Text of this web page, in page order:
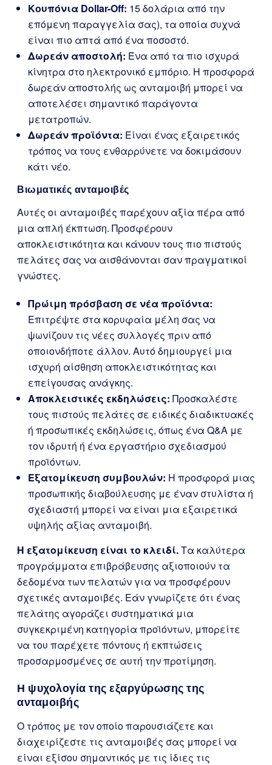
Κουπόνια Dollar-Off: 15 δολάρια από την
επόμενη παραγγελία σας), τα οποία συχνά
είναι πιο απτά από ένα ποσοστό.
Δωρεάν αποστολή: Ένα από τα πιο ισχυρά
κίνητρα στο ηλεκτρονικό εμπόριο. Η προσφορά
δωρεάν αποστολής ως ανταμοιβή μπορεί να
αποτελέσει σημαντικό παράγοντα
μετατροπών.
Δωρεάν προϊόντα: Είναι ένας εξαιρετικός
τρόπος να τους ενθαρρύνετε να δοκιμάσουν
κάτι νέο.
Βιωματικές ανταμοιβές
Αυτές οι ανταμοιβές παρέχουν αξία πέρα από
μια απλή έκπτωση. Προσφέρουν
αποκλειστικότητα και κάνουν τους πιο πιστούς
πελάτες σας να αισθάνονται σαν πραγματικοί
γνώστες.
Πρώιμη πρόσβαση σε νέα προϊόντα:
Επιτρέψτε στα κορυφαία μέλη σας να
ψωνίζουν τις νέες συλλογές πριν από
οποιονδήποτε άλλον. Αυτό δημιουργεί μια
ισχυρή αίσθηση αποκλειστικότητας και
επείγουσας ανάγκης.
Αποκλειστικές εκδηλώσεις: Προσκαλέστε
τους πιστούς πελάτες σε ειδικές διαδικτυακές
ή προσωπικές εκδηλώσεις, όπως ένα Q&A με
τον ιδρυτή ή ένα εργαστήριο σχεδιασμού
προϊόντων.
Εξατομίκευση συμβουλών: Η προσφορά μιας
προσωπικής διαβούλευσης με έναν στυλίστα ή
σχεδιαστή μπορεί να είναι μια εξαιρετικά
υψηλής αξίας ανταμοιβή.
Η εξατομίκευση είναι το κλειδί.Τα καλύτερα
προγράμματα επιβράβευσης αξιοποιούν τα
δεδομένα των πελατών για να προσφέρουν
σχετικές ανταμοιβές. Εάν γνωρίζετε ότι ένας
πελάτης αγοράζει συστηματικά μια
συγκεκριμένη κατηγορία προϊόντων, μπορείτε
να του παρέχετε πόντους ή εκπτώσεις
προσαρμοσμένες σε αυτή την προτίμηση.
Η ψυχολογία της εξαργύρωσης της
ανταμοιβής
Ο τρόπος με τον οποίο παρουσιάζετε και
διαχειρίζεστε τις ανταμοιβές σας μπορεί να
είναι εξίσου σημαντικός με τις ίδιες τις